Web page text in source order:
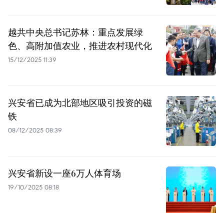
越共中央总书记苏林：重点发展绿
色、高附加值农业，推进农村现代化
15/12/2025 11:39
兴安省已成为北部地区吸引投资的磁
铁
08/12/2025 08:39
兴安省新设一座6万人体育场
19/10/2025 08:18